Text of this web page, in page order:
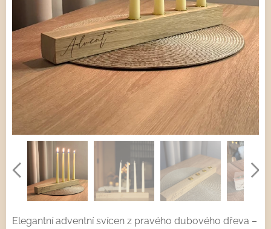
Elegantní adventní svícen z pravého dubového dřeva –